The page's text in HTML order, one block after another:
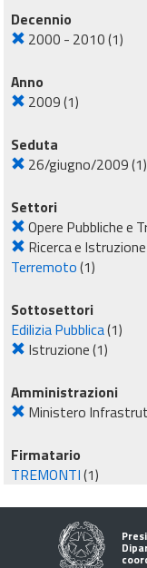
Decennio
2000 - 2010(1)
Anno
2009(1)
Seduta
26/giugno/2009(1)
Settori
Opere Pubbliche e
Ricerca e Istruzione
Terremoto(1)
Sottosettori
Edilizia Pubblica(1)
Istruzione(1)
Amministrazioni
Ministero
Firmatario
TREMONTI(1)